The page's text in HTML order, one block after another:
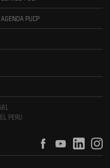
AGENDA PUCP
PERU